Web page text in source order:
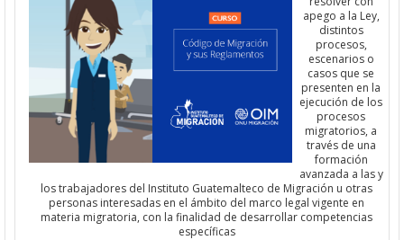
apego a la Ley,
distintos
procesos,
escenarios o
casos que se
presenten en la
ejecución de los
procesos
migratorios, a
través de una
formación
avanzada a las y
los trabajadores del Instituto Guatemalteco de Migración u otras
personas interesadas en el ámbito del marco legal vigente en
materia migratoria, con la finalidad de desarrollar competencias
específicas